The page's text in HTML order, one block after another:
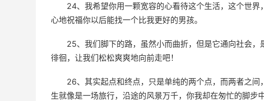
24、我希望你用一颗宽容的心看待这个生活，这个世
心地祝福你以后能找一个比我更好的男孩。
25、我们脚下的路，虽然小而曲折，但是它通向社会
徘徊，让我们松松爽爽地向前走吧！
26、其实起点和终点，只是单纯的两个点，而两者之
生就像是一场旅行，沿途的风景万千，你我却在匆忙的脚步